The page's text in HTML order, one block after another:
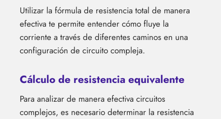
Utilizar la fórmula de resistencia total de manera
efectiva te permite entender cómo fluye la
corriente a través de diferentes caminos en una
configuración de circuito compleja.
Cálculo de resistencia equivalente
Para analizar de manera efectiva circuitos
complejos, es necesario determinar la resistencia